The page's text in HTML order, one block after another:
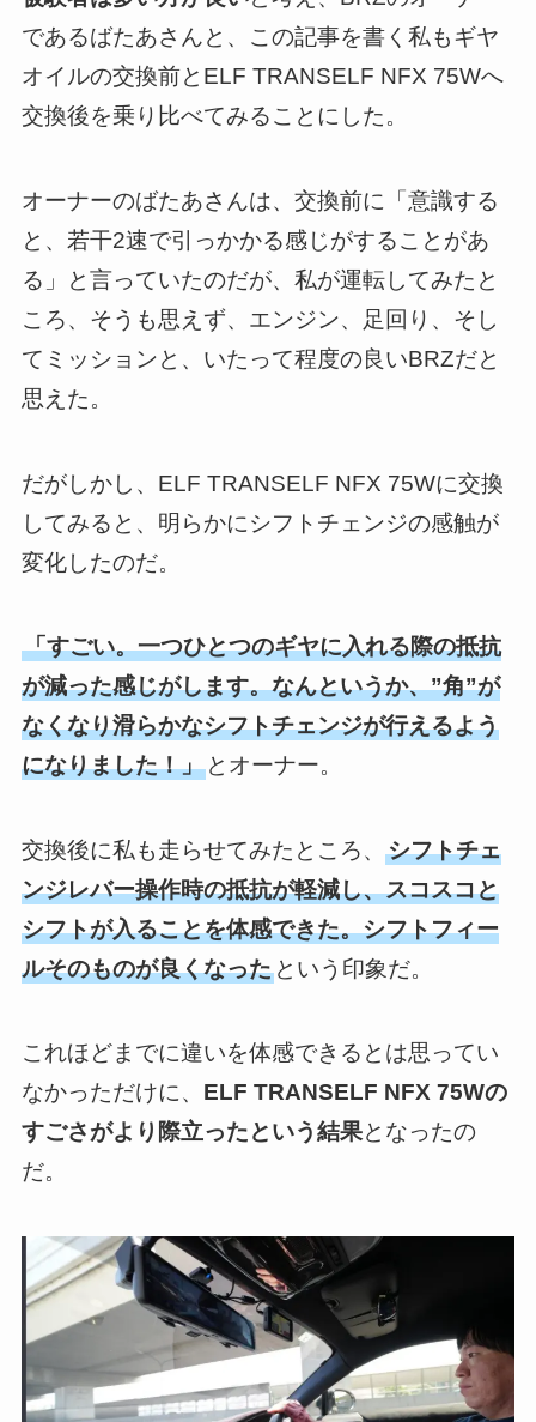
であるばたあさんと、この記事を書く私もギヤ
オイルの交換前とELF TRANSELF NFX 75Wへ
交換後を乗り比べてみることにした。
オーナーのばたあさんは、交換前に「意識する
と、若干2速で引っかかる感じがすることがあ
る」と言っていたのだが、私が運転してみたと
ころ、そうも思えず、エンジン、足回り、そし
てミッションと、いたって程度の良いBRZだと
思えた。
だがしかし、ELF TRANSELF NFX 75Wに交換
してみると、明らかにシフトチェンジの感触が
変化したのだ。
「すごい。一つひとつのギヤに入れる際の抵抗
が減った感じがします。なんというか、”角”が
なくなり滑らかなシフトチェンジが行えるよう
になりました！」とオーナー。
交換後に私も走らせてみたところ、 シフトチェ
ンジレバー操作時の抵抗が軽減し、スコスコと
シフトが入ることを体感できた。シフトフィー
ルそのものが良くなったという印象だ。
これほどまでに違いを体感できるとは思ってい
なかっただけに、 ELF TRANSELF NFX 75Wの
すごさがより際立ったという結果となったの
だ。